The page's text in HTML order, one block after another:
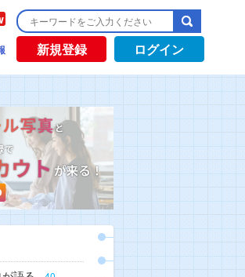
新規登録 ログイン